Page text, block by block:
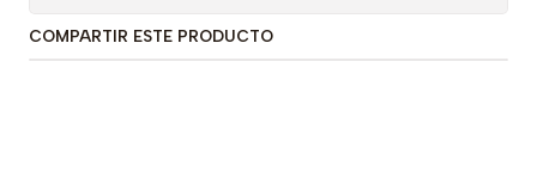
COMPARTIR ESTE PRODUCTO